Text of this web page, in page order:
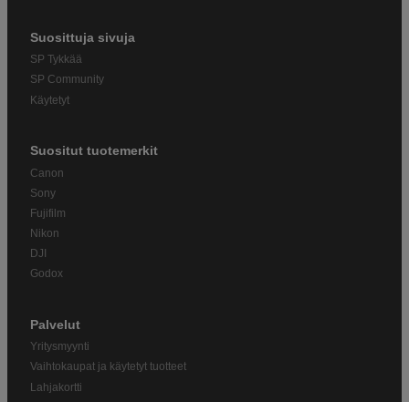
Suosittuja sivuja
SP Tykkää
SP Community
Käytetyt
Suositut tuotemerkit
Canon
Sony
Fujifilm
Nikon
DJI
Godox
Palvelut
Yritysmyynti
Vaihtokaupat ja käytetyt tuotteet
Lahjakortti